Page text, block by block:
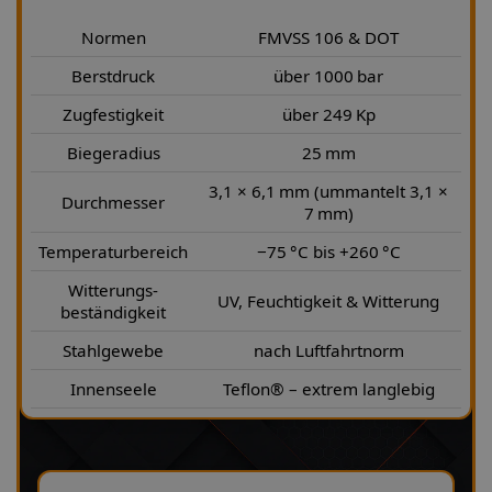
Normen
FMVSS 106 & DOT
Berstdruck
über 1000 bar
Zugfestigkeit
über 249 Kp
Biegeradius
25 mm
Durchmesser
3,1 × 6,1 mm (ummantelt 3,1 ×
7 mm)
Temperaturbereich
−75 °C bis +260 °C
Witterungs-
beständigkeit
UV, Feuchtigkeit & Witterung
Stahlgewebe
nach Luftfahrtnorm
Innenseele
Teflon® – extrem langlebig